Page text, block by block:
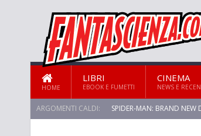
HOME
LIBRI
EBOOK E FUMETTI
CINEMA
NEWS E
ARGOMENTI CALDI: SPIDER-MAN: BRAND NEW